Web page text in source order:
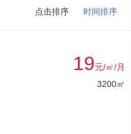
点击排序 时间排序
19元/㎡/月
3200㎡